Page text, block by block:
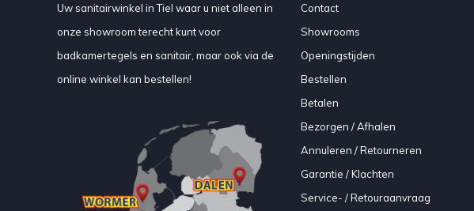
Uw sanitairwinkel in Tiel waar u niet alleen in
onze showroom terecht kunt voor
badkamertegels en sanitair, maar ook via de
online winkel kan bestellen!
Contact
Showrooms
Openingstijden
Bestellen
Betalen
Bezorgen / Afhalen
Annuleren / Retourneren
Garantie / Klachten
Service- / Retouraanvraag